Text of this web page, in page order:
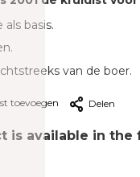
basis.
van de boer.
toevoegen Delen
is available in the